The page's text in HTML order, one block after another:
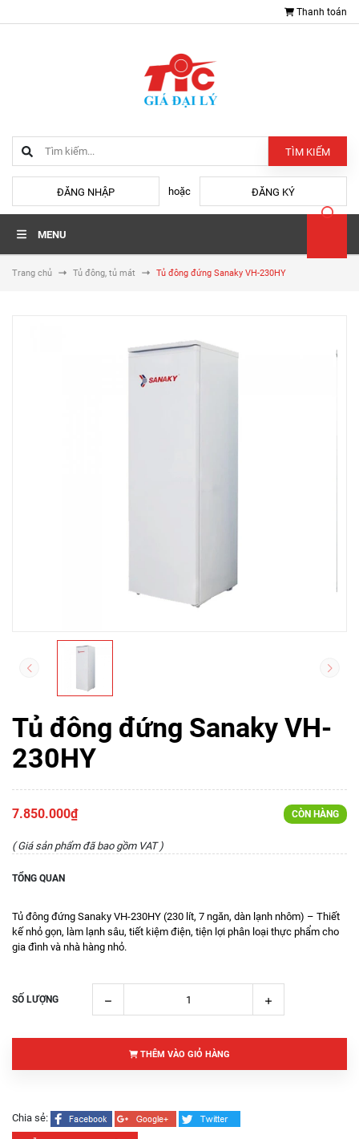
Thanh toán
TÌM KIẾM
ĐĂNG NHẬP hoặc ĐĂNG KÝ
MENU
Trang chủ Tủ đông, tủ mát Tủ đông đứng Sanaky VH-230HY
Tủ đông đứng Sanaky VH-
230HY
7.850.000₫ CÒN HÀNG
( Giá sản phẩm đã bao gồm VAT )
TỔNG QUAN
Tủ đông đứng Sanaky VH-230HY (230 lít, 7 ngăn, dàn lạnh nhôm) – Thiết
kế nhỏ gọn, làm lạnh sâu, tiết kiệm điện, tiện lợi phân loại thực phẩm cho
gia đình và nhà hàng nhỏ.
SỐ LƯỢNG
THÊM VÀO GIỎ HÀNG
Chia sẻ: